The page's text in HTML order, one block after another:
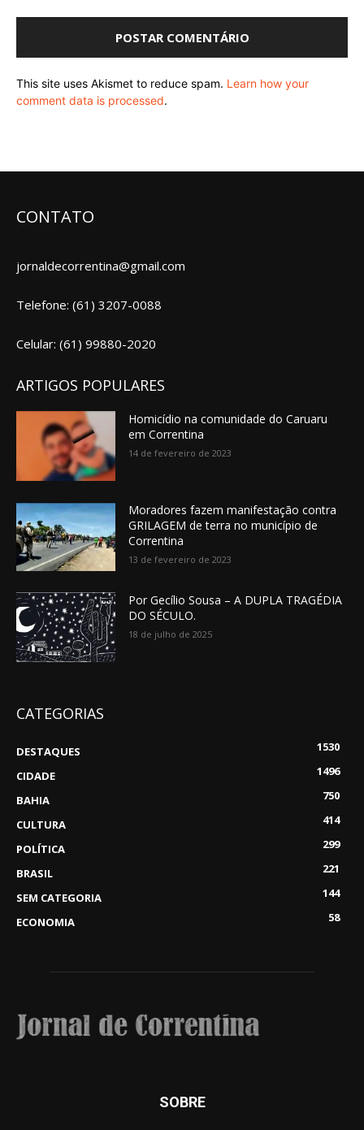
This site uses Akismet to reduce spam. Learn how your
comment data is processed.
CONTATO
jornaldecorrentina@gmail.com
Telefone: (61) 3207-0088
Celular: (61) 99880-2020
ARTIGOS POPULARES
Homicídio na comunidade do Caruaru
em Correntina
14 de fevereiro de 2023
Moradores fazem manifestação contra
GRILAGEM de terra no município de
Correntina
13 de fevereiro de 2023
Por Gecílio Sousa – A DUPLA TRAGÉDIA
DO SÉCULO.
18 de julho de 2025
CATEGORIAS
DESTAQUES
1530
CIDADE
1496
BAHIA
750
CULTURA
414
POLÍTICA
299
BRASIL
221
SEM CATEGORIA
144
ECONOMIA
58
SOBRE